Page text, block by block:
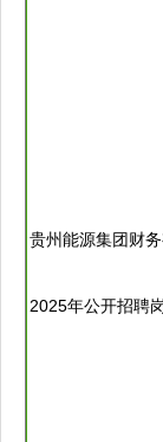
贵州能源集团财
2025年公开招聘